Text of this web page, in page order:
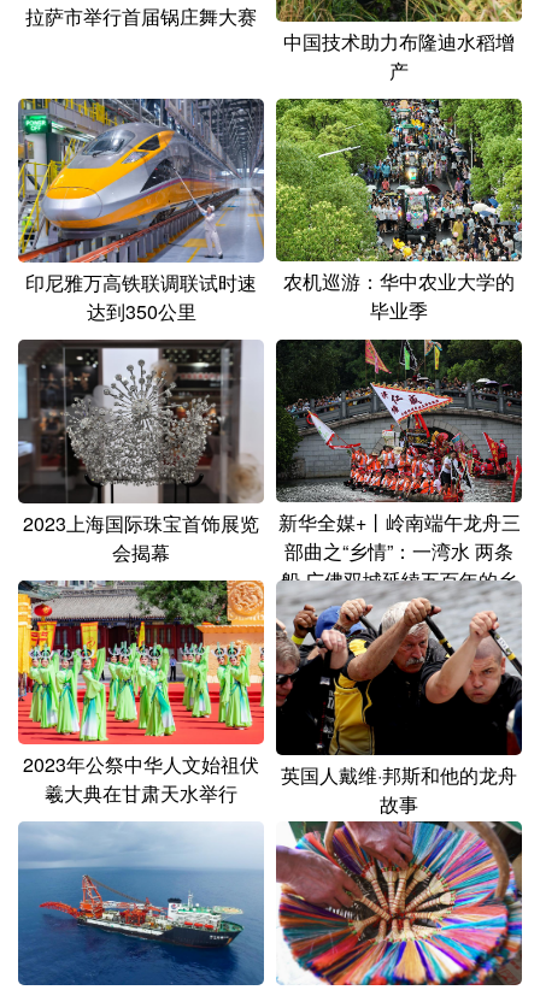
四川 贵州 云南 西藏
新疆 内蒙古 黑龙江
多语种频道
English Español Français عربى
Русский язык
Deutsch Português
拉萨市举行首届锅庄舞大赛
中国技术助力布隆迪水稻增
产
印尼雅万高铁联调联试时速
达到350公里
农机巡游：华中农业大学的
毕业季
2023上海国际珠宝首饰展览
会揭幕
新华全媒+丨岭南端午龙舟三
部曲之“乡情”：一湾水 两条
船 广佛双城延续五百年的乡
情
2023年公祭中华人文始祖伏
羲大典在甘肃天水举行
英国人戴维·邦斯和他的龙舟
故事